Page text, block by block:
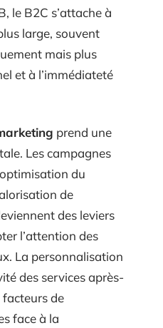
le B2C s’attache à
large, souvent
mais plus
et à l’immédiateté
prend une
Les campagnes
du
de
des leviers
l’attention des
La personnalisation
des services après-
de
face à la